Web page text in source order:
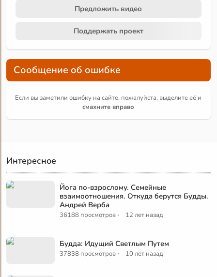
Предложить видео
Поддержать проект
Сообщение об ошибке
Если вы заметили ошибку на сайте, пожалуйста, выделите её и
смахните вправо
Интересное
Йога по-взрослому. Семейные
взаимоотношения. Откуда берутся Будды.
Андрей Верба
36188 просмотров · 12 лет назад
Будда: Идущий Светлым Путем
37838 просмотров · 10 лет назад